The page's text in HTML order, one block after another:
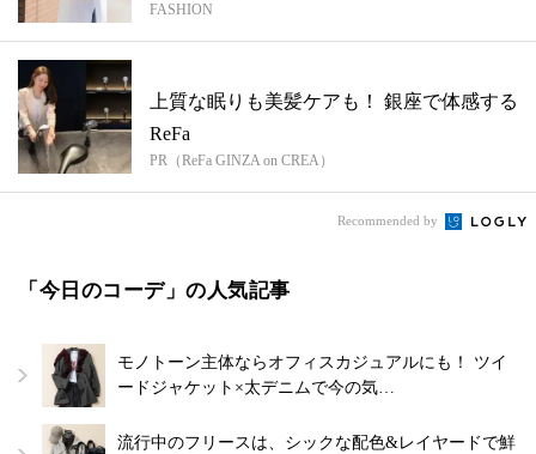
FASHION
上質な眠りも美髪ケアも！ 銀座で体感する
ReFa
PR（ReFa GINZA on CREA）
Recommended by
「今日のコーデ」の人気記事
モノトーン主体ならオフィスカジュアルにも！ ツイ
ードジャケット×太デニムで今の気…
流行中のフリースは、シックな配色&レイヤードで鮮